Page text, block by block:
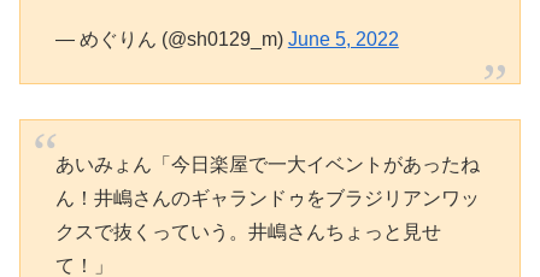
— めぐりん (@sh0129_m) June 5, 2022
あいみょん「今日楽屋で一大イベントがあったね
ん！井嶋さんのギャランドゥをブラジリアンワッ
クスで抜くっていう。井嶋さんちょっと見せ
て！」